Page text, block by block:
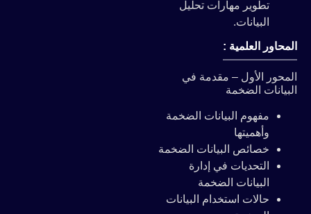
تطوير مهارات تحليل
البيانات.
المحاور العلمية :
المحور الأول – مقدمة في
البيانات الضخمة
مفهوم البيانات الضخمة
وأهميتها
خصائص البيانات الضخمة
التحديات في إدارة
البيانات الضخمة
حالات استخدام البيانات